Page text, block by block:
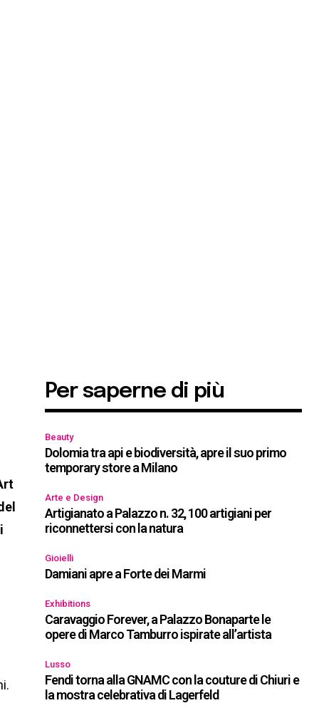
Per saperne di più
Beauty
Dolomia tra api e biodiversità, apre il suo primo
temporary store a Milano
Arte e Design
Artigianato a Palazzo n. 32, 100 artigiani per
riconnettersi con la natura
Gioielli
Damiani apre a Forte dei Marmi
Exhibitions
Caravaggio Forever, a Palazzo Bonaparte le
opere di Marco Tamburro ispirate all’artista
Lusso
Fendi torna alla GNAMC con la couture di Chiuri e
la mostra celebrativa di Lagerfeld